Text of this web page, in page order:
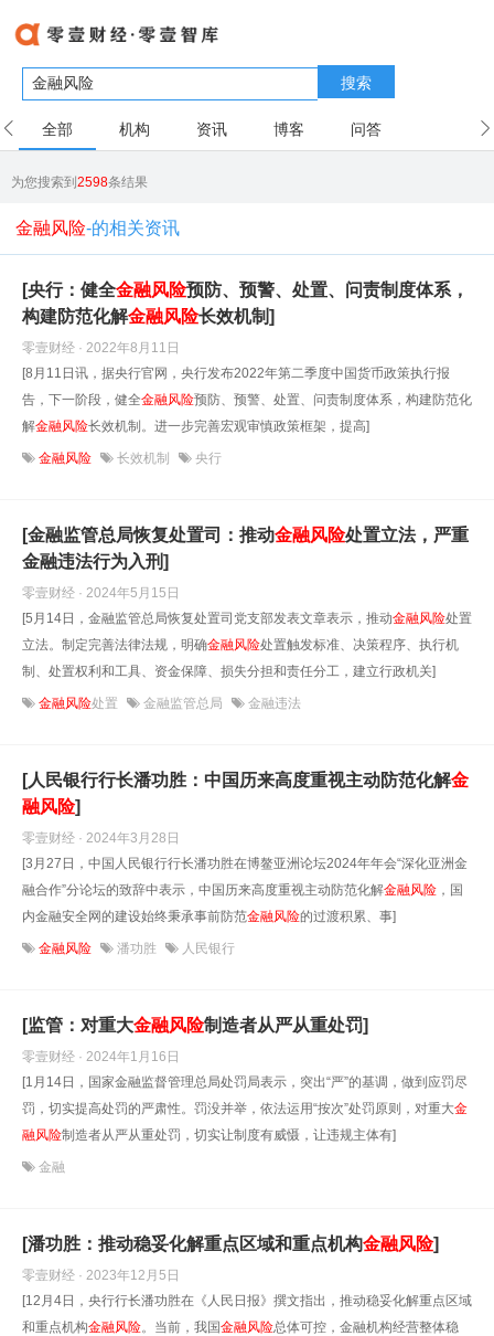
搜索
全部 机构 资讯 博客 问答
为您搜索到2598条结果
金融风险-的相关资讯
[央行：健全金融风险预防、预警、处置、问责制度体系，
构建防范化解金融风险长效机制]
零壹财经 · 2022年8月11日
[8月11日讯，据央行官网，央行发布2022年第二季度中国货币政策执行报
告，下一阶段，健全金融风险预防、预警、处置、问责制度体系，构建防范化
解金融风险长效机制。进一步完善宏观审慎政策框架，提高]
金融风险 长效机制 央行
[金融监管总局恢复处置司：推动金融风险处置立法，严重
金融违法行为入刑]
零壹财经 · 2024年5月15日
[5月14日，金融监管总局恢复处置司党支部发表文章表示，推动金融风险处置
立法。制定完善法律法规，明确金融风险处置触发标准、决策程序、执行机
制、处置权利和工具、资金保障、损失分担和责任分工，建立行政机关]
金融风险处置 金融监管总局 金融违法
[人民银行行长潘功胜：中国历来高度重视主动防范化解金
融风险]
零壹财经 · 2024年3月28日
[3月27日，中国人民银行行长潘功胜在博鳌亚洲论坛2024年年会“深化亚洲金
融合作”分论坛的致辞中表示，中国历来高度重视主动防范化解金融风险 ，国
内金融安全网的建设始终秉承事前防范金融风险的过渡积累、事]
金融风险 潘功胜 人民银行
[监管：对重大金融风险制造者从严从重处罚]
零壹财经 · 2024年1月16日
[1月14日，国家金融监督管理总局处罚局表示，突出“严”的基调，做到应罚尽
罚，切实提高处罚的严肃性。罚没并举，依法运用“按次”处罚原则，对重大金
融风险制造者从严从重处罚，切实让制度有威慑，让违规主体有]
金融
[潘功胜：推动稳妥化解重点区域和重点机构金融风险]
零壹财经 · 2023年12月5日
[12月4日，央行行长潘功胜在《人民日报》撰文指出，推动稳妥化解重点区域
和重点机构金融风险。当前，我国金融风险总体可控，金融机构经营整体稳